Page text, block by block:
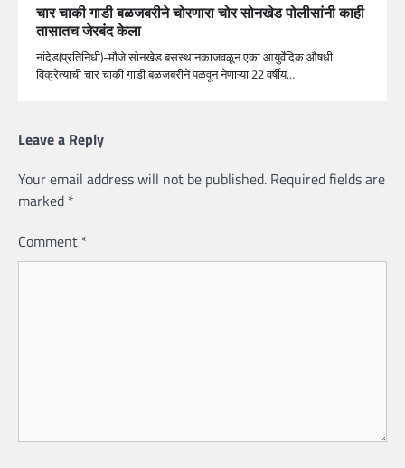
चार चाकी गाडी बळजबरीने चोरणारा चोर सोनखेड पोलीसांनी काही
तासातच जेरबंद केला
नांदेड(प्रतिनिधी)-मौजे सोनखेड बसस्थानकाजवळून एका आयुर्वेदिक औषधी
विक्रेत्याची चार चाकी गाडी बळजबरीने पळवून नेणाऱ्या 22 वर्षीय…
Leave a Reply
Your email address will not be published. Required fields are
marked *
Comment *